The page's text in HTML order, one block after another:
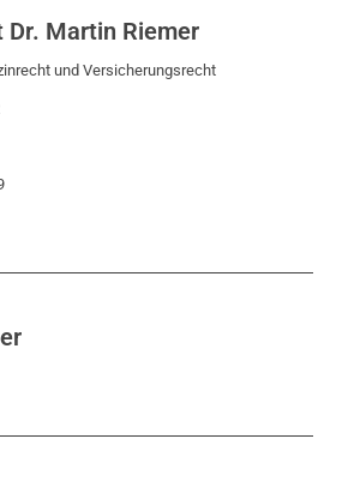
Dr. Martin Riemer
und Versicherungsrecht